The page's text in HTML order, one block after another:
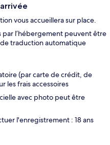
vous accueillera sur place.
par l’hébergement peuvent être
de traduction automatique
(par carte de crédit, de
les frais accessoires
avec photo peut être
l'enregistrement : 18 ans